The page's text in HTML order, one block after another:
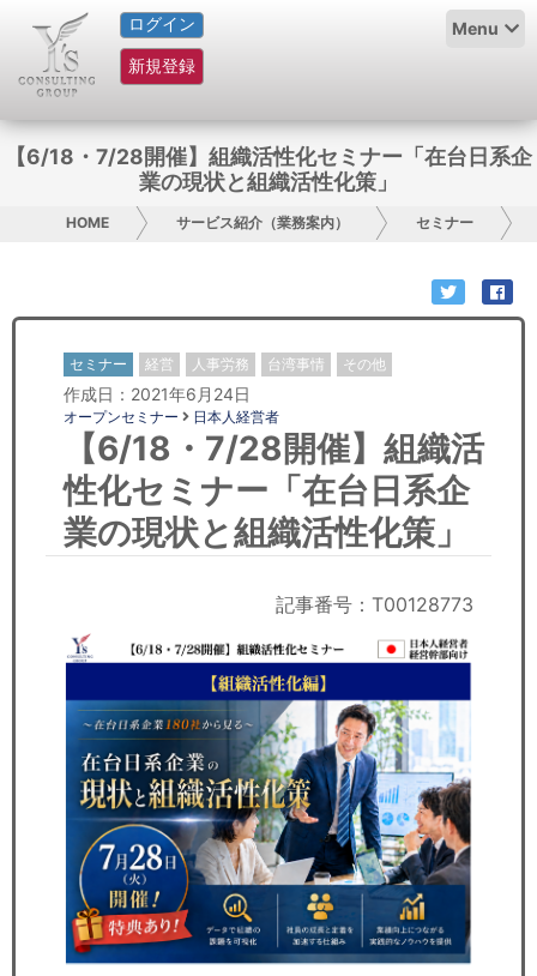
ログイン
新規登録
Menu
HOME
サービス紹介
グループ概要
お問い合わせ
日本人にPR
コンサルティング
リサーチ
セミナー
労務顧問
ＩＴ
飲食店情報
【6/18・7/28開催】組織活性化セミナー「在台日系企
業の現状と組織活性化策」
HOME サービス紹介（業務案内） セミナー
セミナー 経営 人事労務 台湾事情 その他
作成日：2021年6月24日
オープンセミナー 日本人経営者
【6/18・7/28開催】組織活
性化セミナー「在台日系企
業の現状と組織活性化策」
記事番号：T00128773